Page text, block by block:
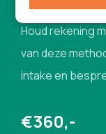
De resultaten
Houd rekening
van deze
intake en
€360,-